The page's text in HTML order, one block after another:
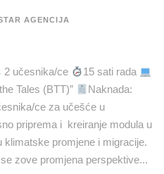
AGENCIJA
2 učesnika/ce
15 sati rada
Tales (BTT)”
Naknada:
ce za učešće u
priprema i kreiranje modula u
klimatske promjene i migracije.
zove promjena perspektive...